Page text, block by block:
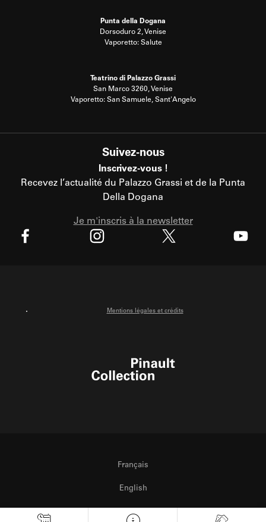
Punta della Dogana
Dorsoduro 2, Venise
Vaporetto: Salute
Teatrino di Palazzo Grassi
San Marco 3260, Venise
Vaporetto: San Samuele, Sant'Angelo
Suivez-nous
Inscrivez-vous !
Recevez l’actualité du Palazzo Grassi et de la Punta
Della Dogana
Je m'inscris à la newsletter
Mentions légales et crédits
Français
English
Italiano